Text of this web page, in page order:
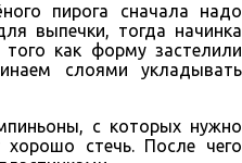
пирога сначала надо
выпечки, тогда начинка
того как форму застелили
слоями укладывать
с которых нужно
стечь. После чего